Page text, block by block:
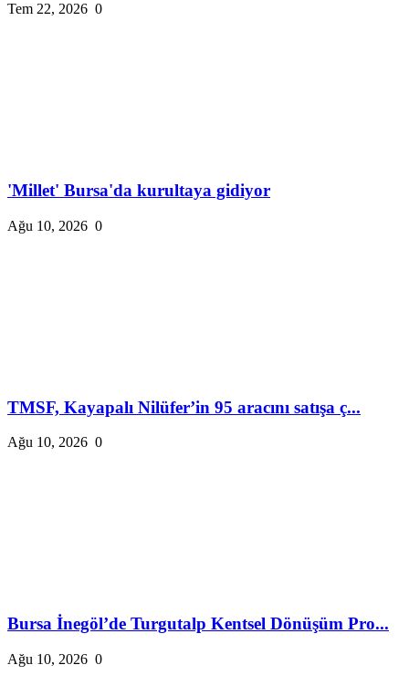
Tem 22, 2026 0
'Millet' Bursa'da kurultaya gidiyor
Ağu 10, 2026 0
TMSF, Kayapalı Nilüfer’in 95 aracını satışa ç...
Ağu 10, 2026 0
Bursa İnegöl’de Turgutalp Kentsel Dönüşüm Pro...
Ağu 10, 2026 0